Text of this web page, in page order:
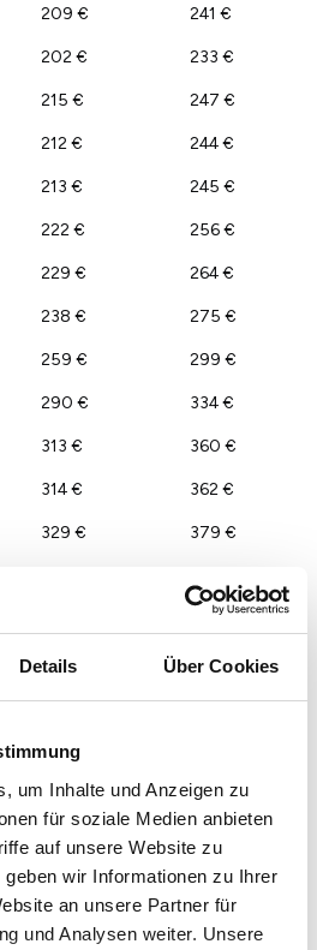
Details Über Cookies
um Inhalte und Anzeigen zu
für soziale Medien anbieten
auf unsere Website zu
wir Informationen zu Ihrer
an unsere Partner für
und Analysen weiter. Unsere
209 € 241 €
202 € 233 €
215 € 247 €
212 € 244 €
213 € 245 €
222 € 256 €
229 € 264 €
238 € 275 €
259 € 299 €
290 € 334 €
313 € 360 €
314 € 362 €
329 € 379 €
380 €